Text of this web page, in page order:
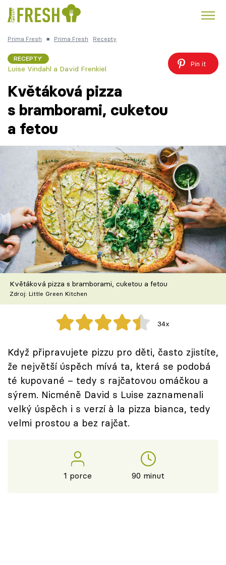
Česká kuchyně Čokoláda
Témata
Recepty
Články
TV Program
Škola vaření
Recepty z TV
Speciál: Cuketa
Těhotnej kuchař
Přihlášení
Sledujte nás
Prima Fresh ■ Prima Fresh Recepty
RECEPTY
Luise Vindahl a David Frenkiel
Pin it
Květáková pizza
s bramborami, cuketou
a fetou
Květáková pizza s bramborami, cuketou a fetou
Zdroj: Little Green Kitchen
34x
Když připravujete pizzu pro děti, často zjistíte,
že největší úspěch mívá ta, která se podobá
té kupované – tedy s rajčatovou omáčkou a
sýrem. Nicméně David s Luise zaznamenali
velký úspěch i s verzí à la pizza bianca, tedy
velmi prostou a bez rajčat.
1 porce 90 minut